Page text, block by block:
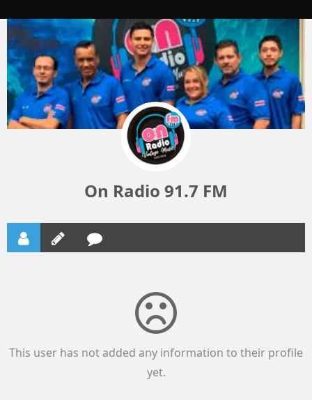
On Radio 91.7 FM
This user has not added any information to their profile
yet.